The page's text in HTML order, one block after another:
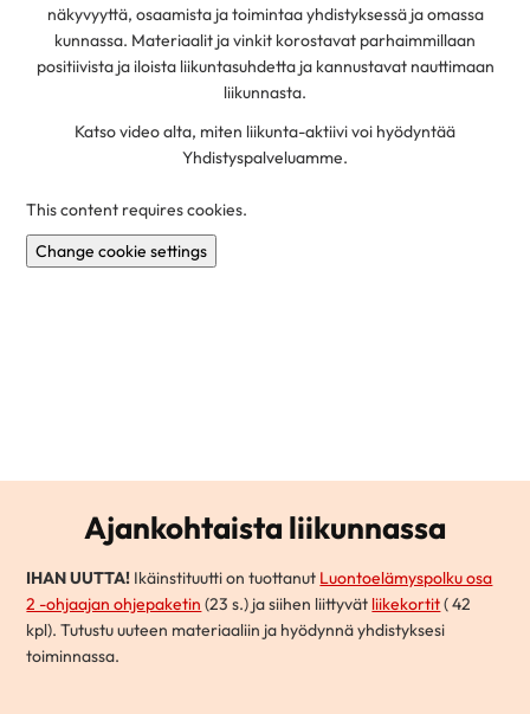
näkyvyyttä, osaamista ja toimintaa yhdistyksessä ja omassa
kunnassa. Materiaalit ja vinkit korostavat parhaimmillaan
positiivista ja iloista liikuntasuhdetta ja kannustavat nauttimaan
liikunnasta.
Katso video alta, miten liikunta-aktiivi voi hyödyntää
Yhdistyspalveluamme.
This content requires cookies.
Change cookie settings
Ajankohtaista liikunnassa
IHAN UUTTA! Ikäinstituutti on tuottanut Luontoelämyspolku osa
2 -ohjaajan ohjepaketin (23 s.) ja siihen liittyvät liikekortit( 42
kpl). Tutustu uuteen materiaaliin ja hyödynnä yhdistyksesi
toiminnassa.